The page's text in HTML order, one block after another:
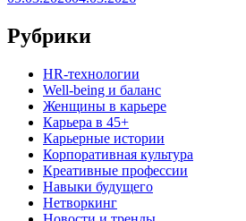
Рубрики
HR‑технологии
Well-being и баланс
Женщины в карьере
Карьера в 45+
Карьерные истории
Корпоративная культура
Креативные профессии
Навыки будущего
Нетворкинг